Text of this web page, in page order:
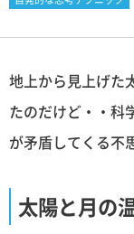
地上から見上げた
たのだけど・・科
が矛盾してくる不
太陽と月の